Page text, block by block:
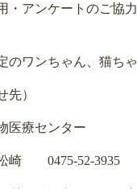
・アンケートのご協
③
のワンちゃん、猫ち
先）
医療センター
崎 0475-52-3935